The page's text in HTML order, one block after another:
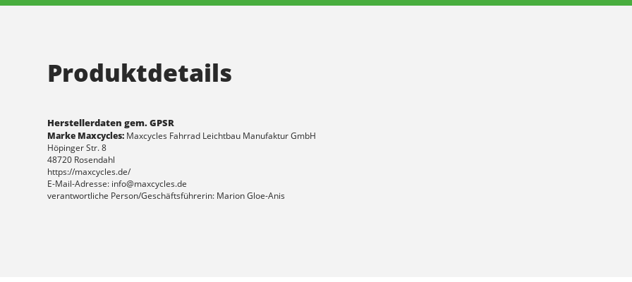
Produktdetails
Herstellerdaten gem. GPSR
Marke Maxcycles: Maxcycles Fahrrad Leichtbau Manufaktur GmbH
Höpinger Str. 8
48720 Rosendahl
https://maxcycles.de/
E-Mail-Adresse: info@maxcycles.de
verantwortliche Person/Geschäftsführerin: Marion Gloe-Anis